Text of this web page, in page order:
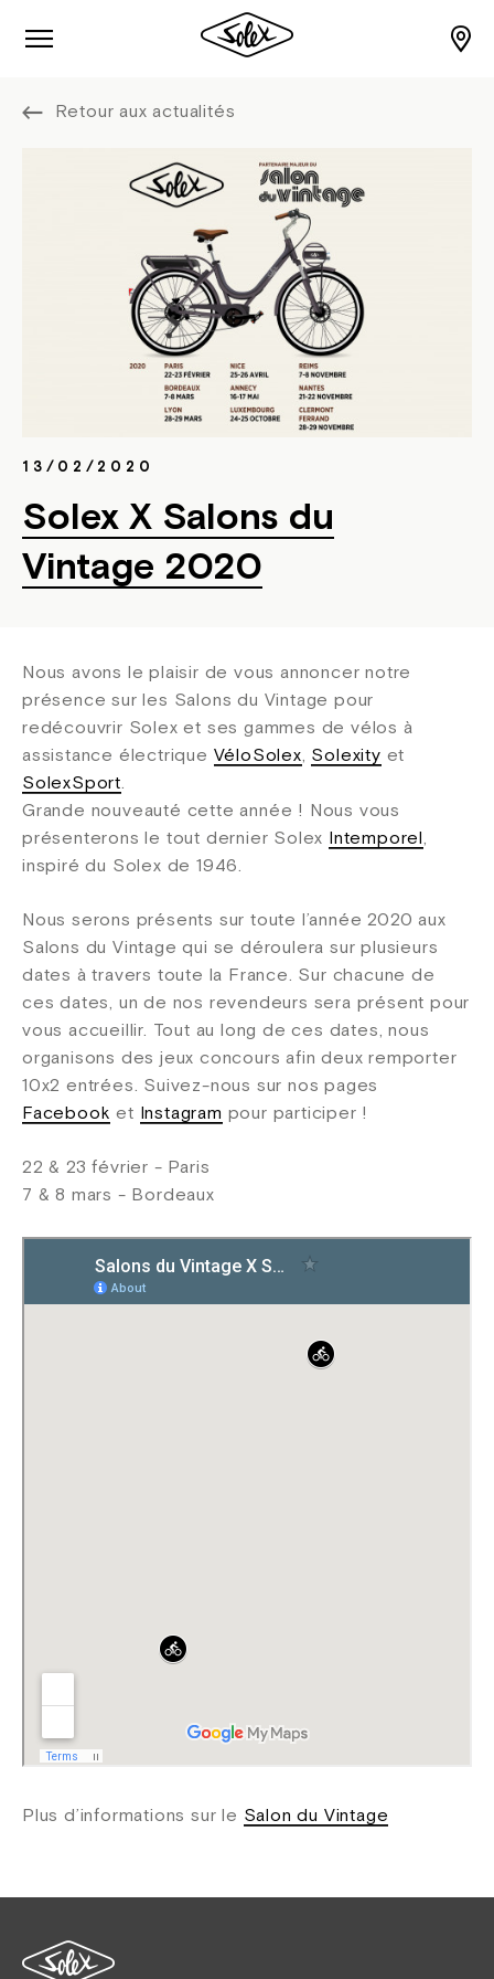
Retour aux actualités
13/02/2020
Solex X Salons du
Vintage 2020
Nous avons le plaisir de vous annoncer notre
présence sur les Salons du Vintage pour
redécouvrir Solex et ses gammes de vélos à
assistance électrique VéloSolex, Solexity et
SolexSport.
Grande nouveauté cette année ! Nous vous
présenterons le tout dernier Solex
Intemporel,
inspiré du Solex de 1946.
Nous serons présents sur toute l’année 2020 aux
Salons du Vintage qui se déroulera sur plusieurs
dates à travers toute la France. Sur chacune de
ces dates, un de nos revendeurs sera présent pour
vous accueillir. Tout au long de ces dates, nous
organisons des jeux concours afin deux remporter
10x2 entrées. Suivez-nous sur nos pages
Facebook et Instagram pour participer !
22 & 23 février - Paris
7 & 8 mars - Bordeaux
Plus d’informations sur le Salon du Vintage